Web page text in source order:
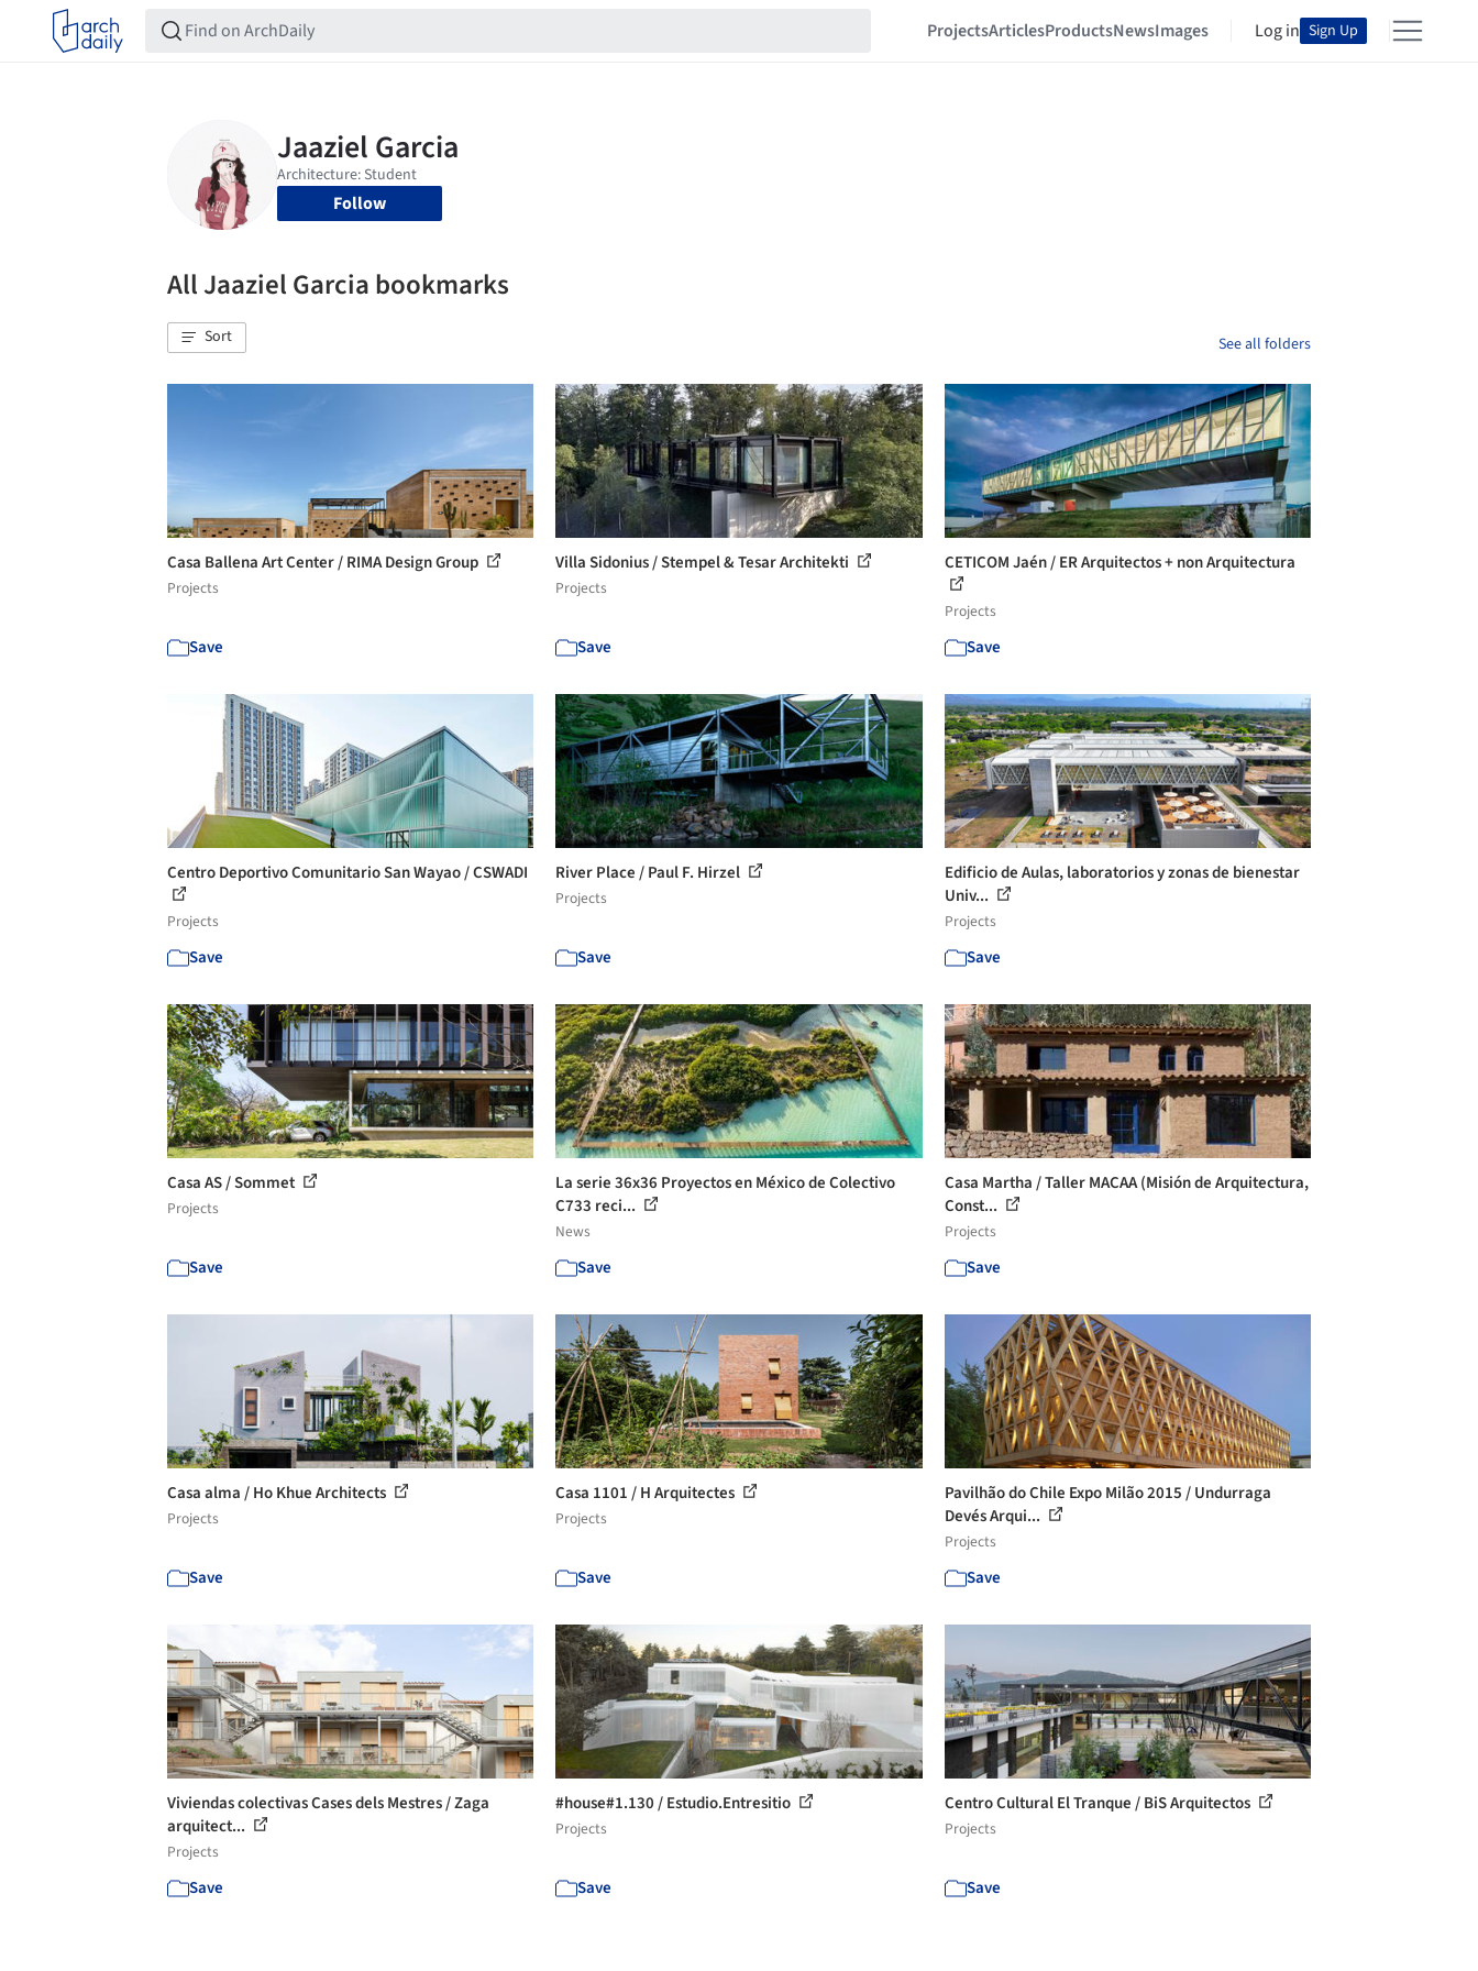
ProjectsArticlesProductsNewsImages Log in Sign Up
Follow
All Jaaziel Garcia bookmarks
Sort See all folders
Casa Ballena Art Center / RIMA Design Group
Projects
Save
Villa Sidonius / Stempel & Tesar Architekti
Projects
Save
CETICOM Jaén / ER Arquitectos + non Arquitectura
Projects
Save
Centro Deportivo Comunitario San Wayao / CSWADI
Projects
Save
River Place / Paul F. Hirzel
Projects
Save
Edificio de Aulas, laboratorios y zonas de bienestar
Univ...
Projects
Save
Casa AS / Sommet
Projects
Save
La serie 36x36 Proyectos en México de Colectivo
C733 reci...
News
Save
Casa Martha / Taller MACAA (Misión de Arquitectura,
Const...
Projects
Save
Casa alma / Ho Khue Architects
Projects
Save
Casa 1101 / H Arquitectes
Projects
Save
Pavilhão do Chile Expo Milão 2015 / Undurraga
Devés Arqui...
Projects
Save
Viviendas colectivas Cases dels Mestres / Zaga
arquitect...
Projects
Save
#house#1.130 / Estudio.Entresitio
Projects
Save
Centro Cultural El Tranque / BiS Arquitectos
Projects
Save